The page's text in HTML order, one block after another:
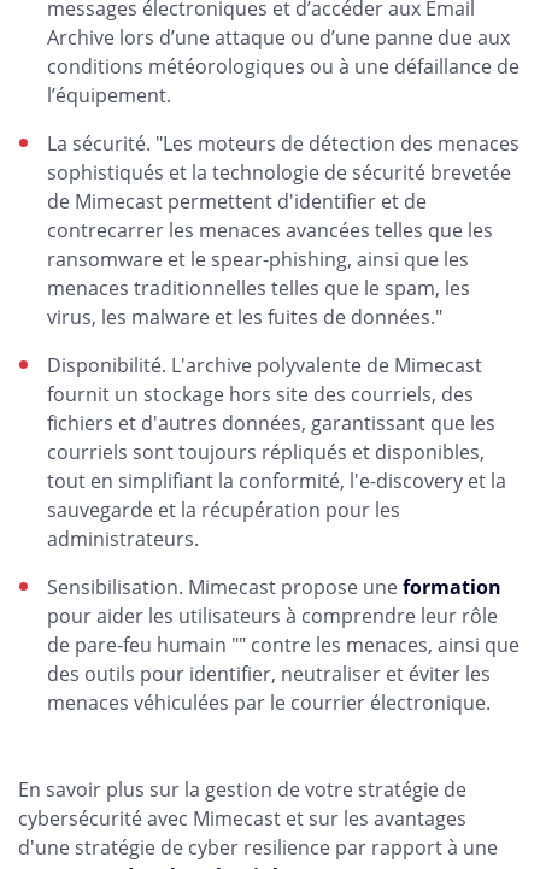
messages électroniques et d’accéder aux Email
Archive lors d’une attaque ou d’une panne due aux
conditions météorologiques ou à une défaillance de
l’équipement.
La sécurité. "Les moteurs de détection des menaces
sophistiqués et la technologie de sécurité brevetée
de Mimecast permettent d'identifier et de
contrecarrer les menaces avancées telles que les
ransomware et le spear-phishing, ainsi que les
menaces traditionnelles telles que le spam, les
virus, les malware et les fuites de données."
Disponibilité. L'archive polyvalente de Mimecast
fournit un stockage hors site des courriels, des
fichiers et d'autres données, garantissant que les
courriels sont toujours répliqués et disponibles,
tout en simplifiant la conformité, l'e-discovery et la
sauvegarde et la récupération pour les
administrateurs.
Sensibilisation. Mimecast propose uneformation
pour aider les utilisateurs à comprendre leur rôle
de pare-feu humain "" contre les menaces, ainsi que
des outils pour identifier, neutraliser et éviter les
menaces véhiculées par le courrier électronique.
En savoir plus sur la gestion de votre stratégie de
cybersécurité avec Mimecast et sur les avantages
d'une stratégie de cyber resilience par rapport à une